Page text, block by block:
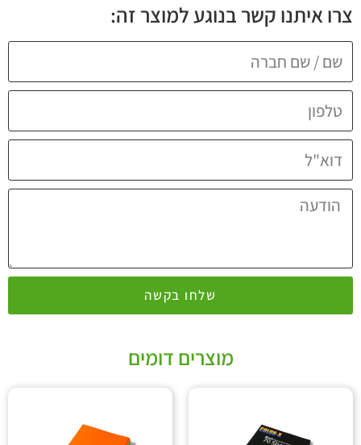
צרו איתנו קשר בנוגע למוצר זה:
שלחו בקשה
מוצרים דומים